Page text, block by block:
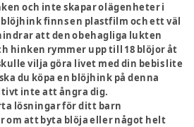
och inte skapar olägenheter i
finns en plastfilm och ett väl
att den obehagliga lukten
hinken rymmer upp till 18 blöjor åt
vilja göra livet med din bebis lite
du köpa en blöjhink på denna
inte att ångra dig.
lösningar för ditt barn
om att byta blöja eller något helt